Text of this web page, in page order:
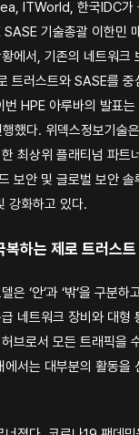
ITWorld, 한국IDC가
기술총괄 이한민
에서, 기존의 네트워크
트러스트와 SASE를
HPE 아루바의 발표
했다. 위덱스정보기술
최상위 플래티넘 파트
보안 및 글로벌 보안
강화하고 있다.
하는 제로 트러스트
은 ‘안’과 ‘밖’을 구분
네트워크 장비와 대형
브로서 모든 트래픽을
서는 대부분의 활동을